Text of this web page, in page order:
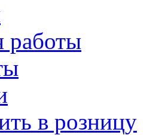
работы
в розницу